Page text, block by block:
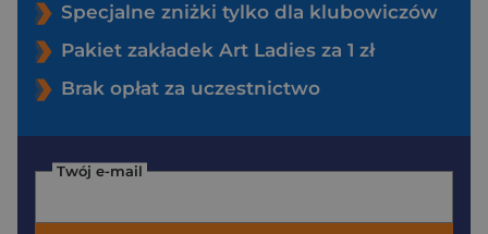
Specjalne zniżki tylko dla klubowiczów
Pakiet zakładek Art Ladies za 1 zł
Brak opłat za uczestnictwo
Twój e-mail